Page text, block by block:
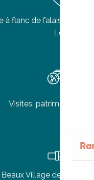
à flanc de falaise au
Lot
Visites, patrimoine et
Village de France